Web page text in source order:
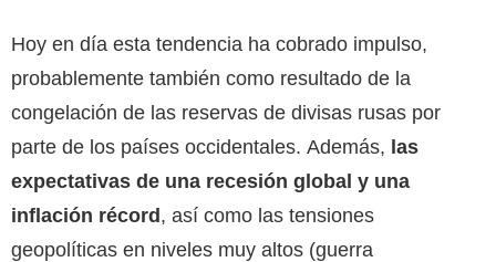
Hoy en día esta tendencia ha cobrado impulso,
probablemente también como resultado de la
congelación de las reservas de divisas rusas por
parte de los países occidentales. Además, las
expectativas de una recesión global y una
inflación récord, así como las tensiones
geopolíticas en niveles muy altos (guerra